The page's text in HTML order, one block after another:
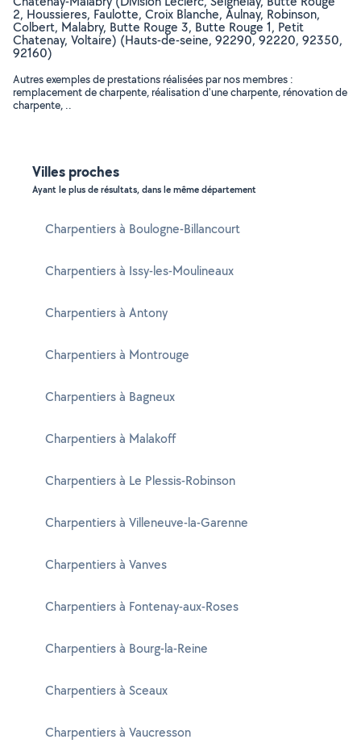
2, Houssieres, Faulotte, Croix Blanche, Aulnay, Robinson,
Colbert, Malabry, Butte Rouge 3, Butte Rouge 1, Petit
Chatenay, Voltaire) (Hauts-de-seine, 92290, 92220, 92350,
92160)
Autres exemples de prestations réalisées par nos membres :
remplacement de charpente, réalisation d'une charpente, rénovation de
charpente, ..
Villes proches
Ayant le plus de résultats, dans le même département
Charpentiers à Boulogne-Billancourt
Charpentiers à Issy-les-Moulineaux
Charpentiers à Antony
Charpentiers à Montrouge
Charpentiers à Bagneux
Charpentiers à Malakoff
Charpentiers à Le Plessis-Robinson
Charpentiers à Villeneuve-la-Garenne
Charpentiers à Vanves
Charpentiers à Fontenay-aux-Roses
Charpentiers à Bourg-la-Reine
Charpentiers à Sceaux
Charpentiers à Vaucresson